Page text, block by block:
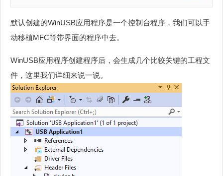
默认创建的WinUSB应用程序是一个控制台程序，我们可以手
动移植MFC等带界面的程序中去。
WinUSB应用程序创建程序后，会生成几个比较关键的工程文
件，这里我们详细来说一说。